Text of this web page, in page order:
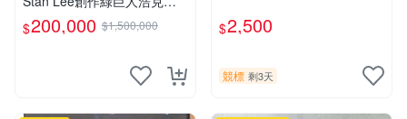
蜘蛛人、X戰警、鋼鐵人，鋼
鐵人是世界最有錢總裁拯救國
8鋼鐵人第一集簽名漫畫
$200,000 $1,500,000
$2,500
競標 剩3天